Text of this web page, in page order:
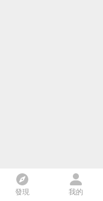
發現 我的